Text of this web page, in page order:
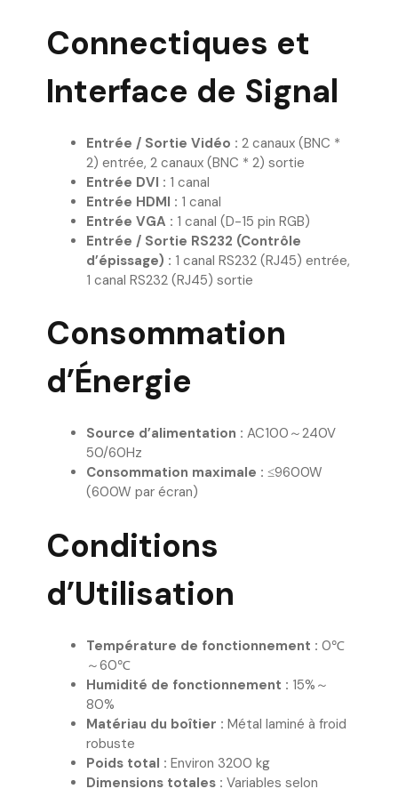
Connectiques et
Interface de Signal
Entrée / Sortie Vidéo : 2 canaux (BNC *
2) entrée, 2 canaux (BNC * 2) sortie
Entrée DVI : 1 canal
Entrée HDMI : 1 canal
Entrée VGA : 1 canal (D-15 pin RGB)
Entrée / Sortie RS232 (Contrôle
d’épissage) : 1 canal RS232 (RJ45) entrée,
1 canal RS232 (RJ45) sortie
Consommation
d’Énergie
Source d’alimentation : AC100～240V
50/60Hz
Consommation maximale : ≤9600W
(600W par écran)
Conditions
d’Utilisation
Température de fonctionnement : 0℃
～60℃
Humidité de fonctionnement : 15%～
80%
Matériau du boîtier : Métal laminé à froid
robuste
Poids total : Environ 3200 kg
Dimensions totales : Variables selon